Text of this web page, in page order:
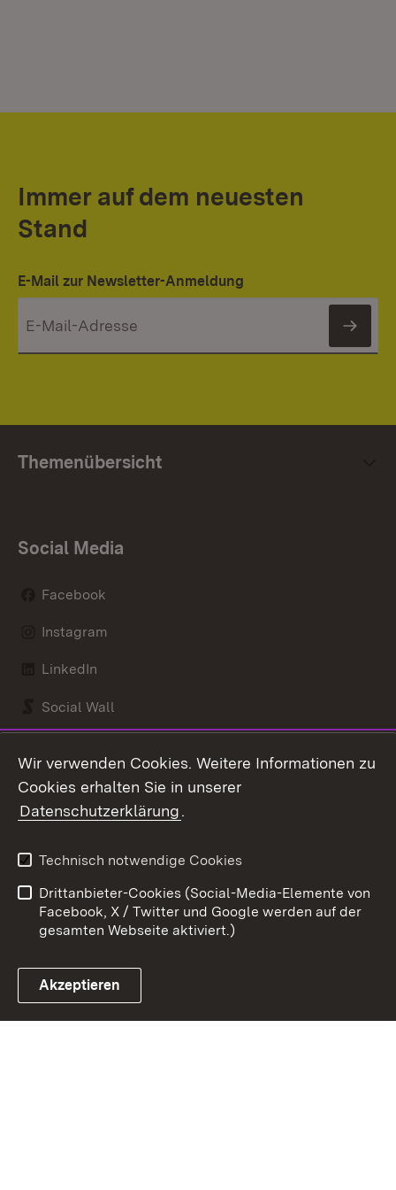
Immer auf dem neuesten
Stand
E-Mail zur Newsletter-Anmeldung
Themenübersicht
Social Media
Facebook
Instagram
LinkedIn
Social Wall
Link zum Landesportal
Kontakt
Barrierefreiheit
Impressum
Cookies
Wir verwenden Cookies. Weitere Informationen zu
Cookies erhalten Sie in unserer
Datenschutzerklärung.
Technisch notwendige Cookies
Drittanbieter-Cookies (Social-Media-Elemente von
Facebook, X / Twitter und Google werden auf der
gesamten Webseite aktiviert.)
Akzeptieren